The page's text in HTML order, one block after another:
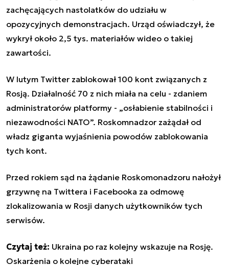
zachęcających nastolatków do udziału w
opozycyjnych demonstracjach. Urząd oświadczył, że
wykrył około 2,5 tys. materiałów wideo o takiej
zawartości.
W lutym Twitter zablokował 100 kont związanych z
Rosją. Działalność 70 z nich miała na celu - zdaniem
administratorów platformy - „osłabienie stabilności i
niezawodności NATO”. Roskomnadzor zażądał od
władz giganta wyjaśnienia powodów zablokowania
tych kont.
Przed rokiem sąd na żądanie Roskomonadzoru nałożył
grzywnę na Twittera i Facebooka za odmowę
zlokalizowania w Rosji danych użytkowników tych
serwisów.
Czytaj też: Ukraina po raz kolejny wskazuje na Rosję.
Oskarżenia o kolejne cyberataki